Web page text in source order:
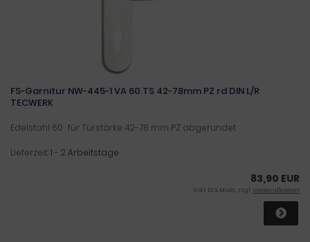
FS-Garnitur NW-445-1 VA 60 TS 42-78mm PZ rd DIN L/R
TECWERK
Edelstahl 60 · für Türstärke 42-78 mm PZ abgerundet
Lieferzeit:1 - 2 Arbeitstage
83,90 EUR
inkl. 19 % MwSt. zzgl.Versandkosten